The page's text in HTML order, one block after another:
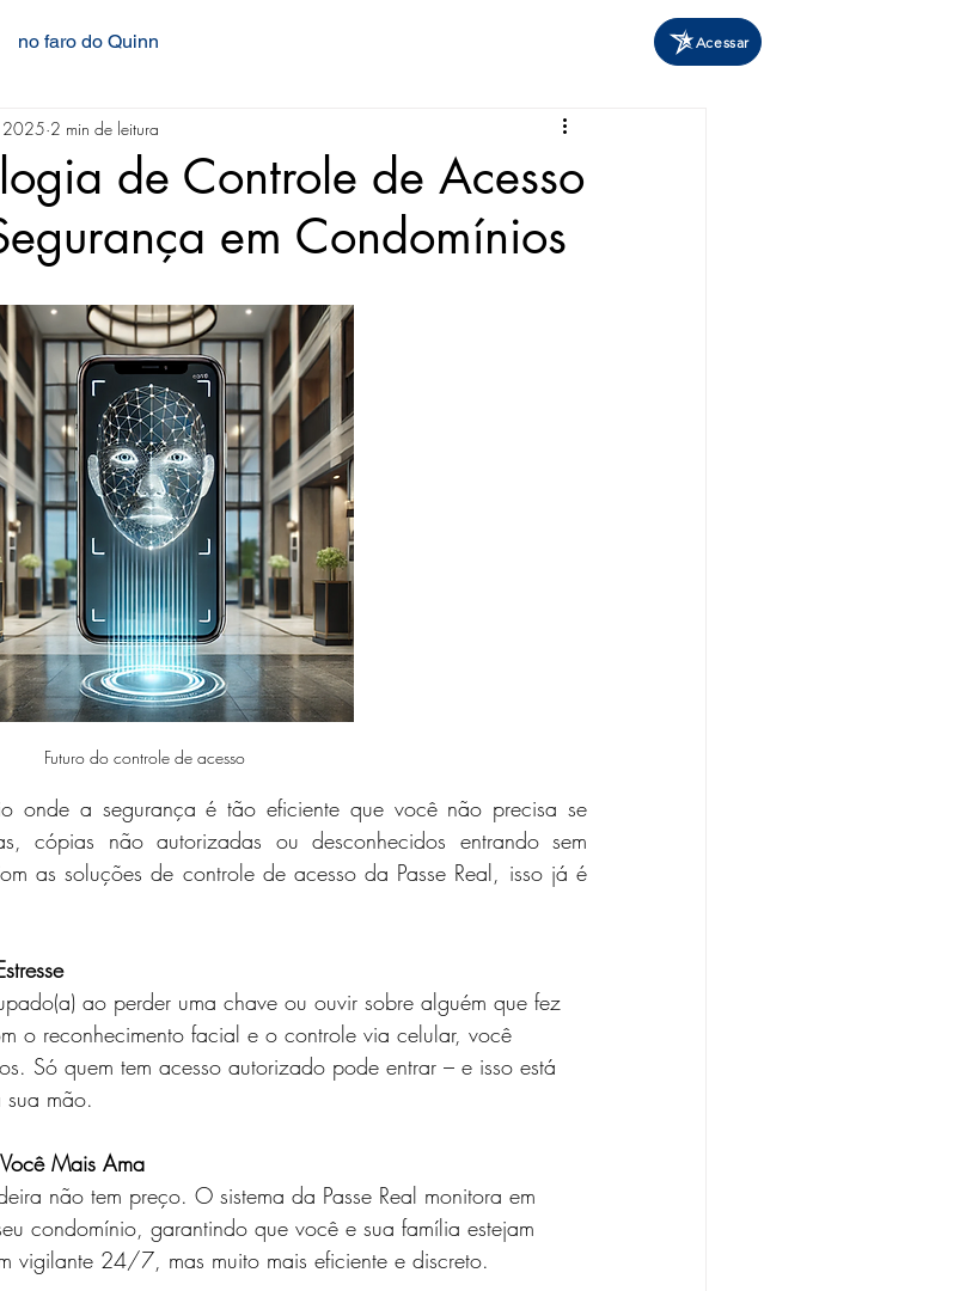
no faro do Quinn Acessar
de Controle de Acesso
em Condomínios
2025 2 min de leitura
Futuro do controle de acesso
onde a segurança é tão eficiente que você não precisa se
cópias não autorizadas ou desconhecidos entrando sem
as soluções de controle de acesso da Passe Real, isso já é
ao perder uma chave ou ouvir sobre alguém que fez
o reconhecimento facial e o controle via celular, você
Só quem tem acesso autorizado pode entrar – e isso está
mão.
Mais Ama
não tem preço. O sistema da Passe Real monitora em
condomínio, garantindo que você e sua família estejam
vigilante 24/7, mas muito mais eficiente e discreto.